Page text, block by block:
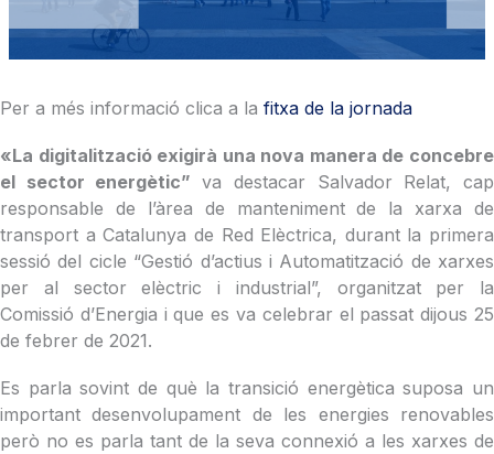
Per a més informació clica a la fitxa de la jornada
«La digitalització exigirà una nova manera de concebre
el sector energètic”va destacar Salvador Relat, cap
responsable de l’àrea de manteniment de la xarxa de
transport a Catalunya de Red Elèctrica, durant la primera
sessió del cicle “Gestió d’actius i Automatització de xarxes
per al sector elèctric i industrial”, organitzat per la
Comissió d’Energia i que es va celebrar el passat dijous 25
de febrer de 2021.
Es parla sovint de què la transició energètica suposa un
important desenvolupament de les energies renovables
però no es parla tant de la seva connexió a les xarxes de